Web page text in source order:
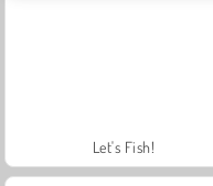
Let's Fish!